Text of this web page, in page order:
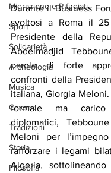
Migrazione e Rifugiati
Sport
Solidarietà
Archeologia
Musica
Cinema
Tradizioni
Storia
Filosofia
Durante il Business
svoltosi a Roma il
Presidente della
Abdelmadjid
parole di forte
confronti della
italiana, Giorgia
formale ma
diplomatici,
Meloni per
rafforzare i legami
Algeria,